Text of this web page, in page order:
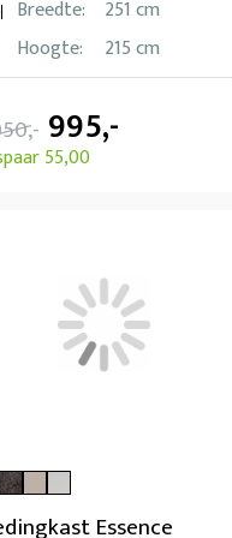
Breedte:
251 cm
Hoogte:
215 cm
995,-
55,00
Essence